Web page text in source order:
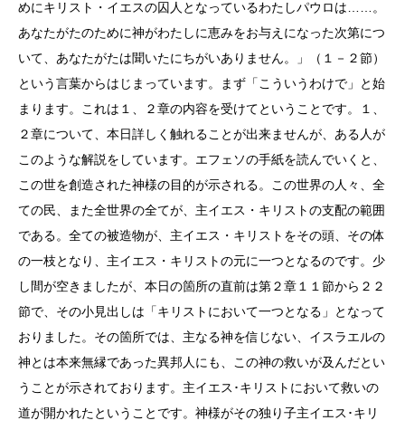
めにキリスト・イエスの囚人となっているわたしパウロは……。
あなたがたのために神がわたしに恵みをお与えになった次第につ
いて、あなたがたは聞いたにちがいありません。」（１－２節）
という言葉からはじまっています。まず「こういうわけで」と始
まります。これは１、２章の内容を受けてということです。１、
２章について、本日詳しく触れることが出来ませんが、ある人が
このような解説をしています。エフェソの手紙を読んでいくと、
この世を創造された神様の目的が示される。この世界の人々、全
ての民、また全世界の全てが、主イエス・キリストの支配の範囲
である。全ての被造物が、主イエス・キリストをその頭、その体
の一枝となり、主イエス・キリストの元に一つとなるのです。少
し間が空きましたが、本日の箇所の直前は第２章１１節から２２
節で、その小見出しは「キリストにおいて一つとなる」となって
おりました。その箇所では、主なる神を信じない、イスラエルの
神とは本来無縁であった異邦人にも、この神の救いが及んだとい
うことが示されております。主イエス･キリストにおいて救いの
道が開かれたということです。神様がその独り子主イエス･キリ